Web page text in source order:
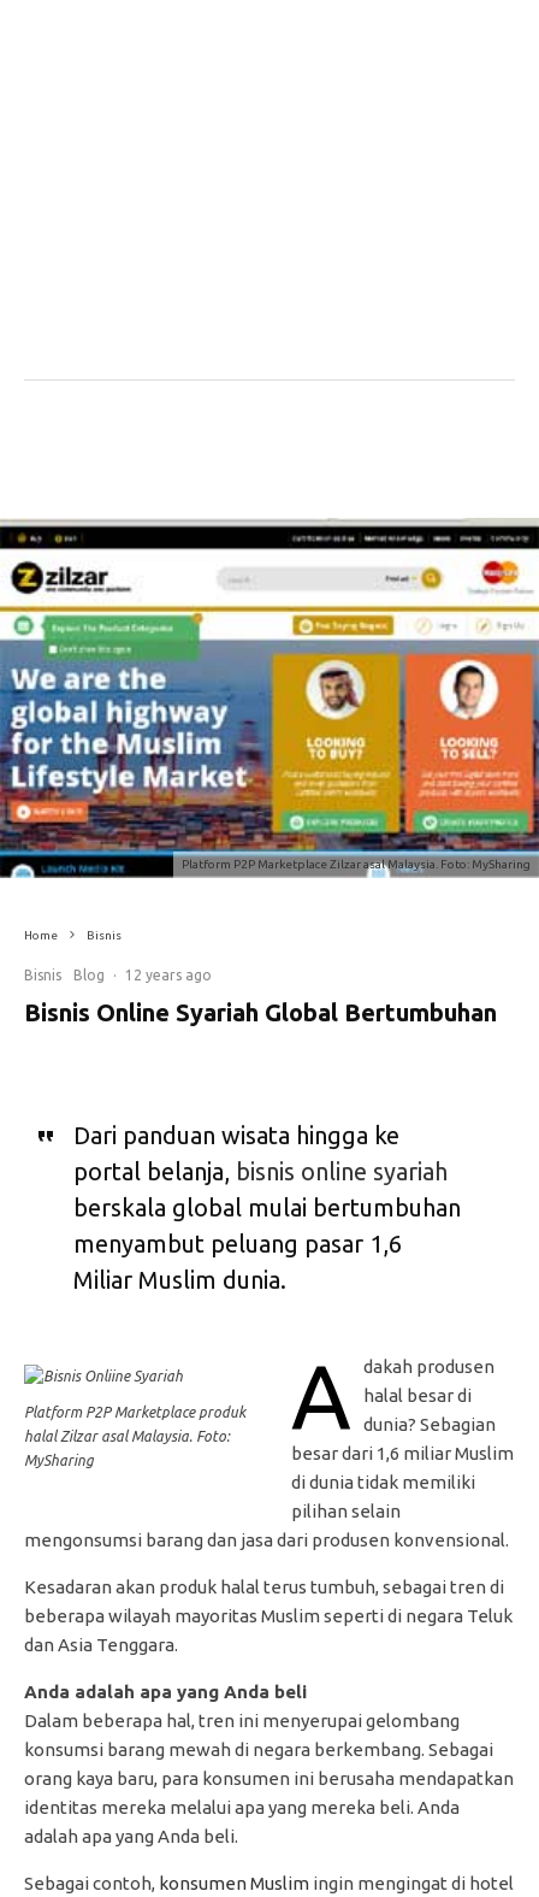
Platform P2P Marketplace Zilzar asal Malaysia. Foto: MySharing
Home Bisnis
Bisnis Blog · 12 years ago
Bisnis Online Syariah Global Bertumbuhan
Dari panduan wisata hingga ke
portal belanja, bisnis online syariah
berskala global mulai bertumbuhan
menyambut peluang pasar 1,6
Miliar Muslim dunia.
Platform P2P Marketplace produk
halal Zilzar asal Malaysia. Foto:
MySharing
A
dakah produsen
halal besar di
dunia? Sebagian
besar dari 1,6 miliar Muslim
di dunia tidak memiliki
pilihan selain
mengonsumsi barang dan jasa dari produsen konvensional.
Kesadaran akan produk halal terus tumbuh, sebagai tren di
beberapa wilayah mayoritas Muslim seperti di negara Teluk
dan Asia Tenggara.
Anda adalah apa yang Anda beli
Dalam beberapa hal, tren ini menyerupai gelombang
konsumsi barang mewah di negara berkembang. Sebagai
orang kaya baru, para konsumen ini berusaha mendapatkan
identitas mereka melalui apa yang mereka beli. Anda
adalah apa yang Anda beli.
Sebagai contoh, konsumen Muslim ingin mengingat di hotel